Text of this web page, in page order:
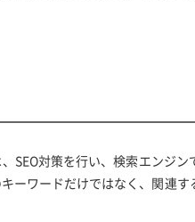
SEO対策を行い、検索エンジ
ーワードだけではなく、関連